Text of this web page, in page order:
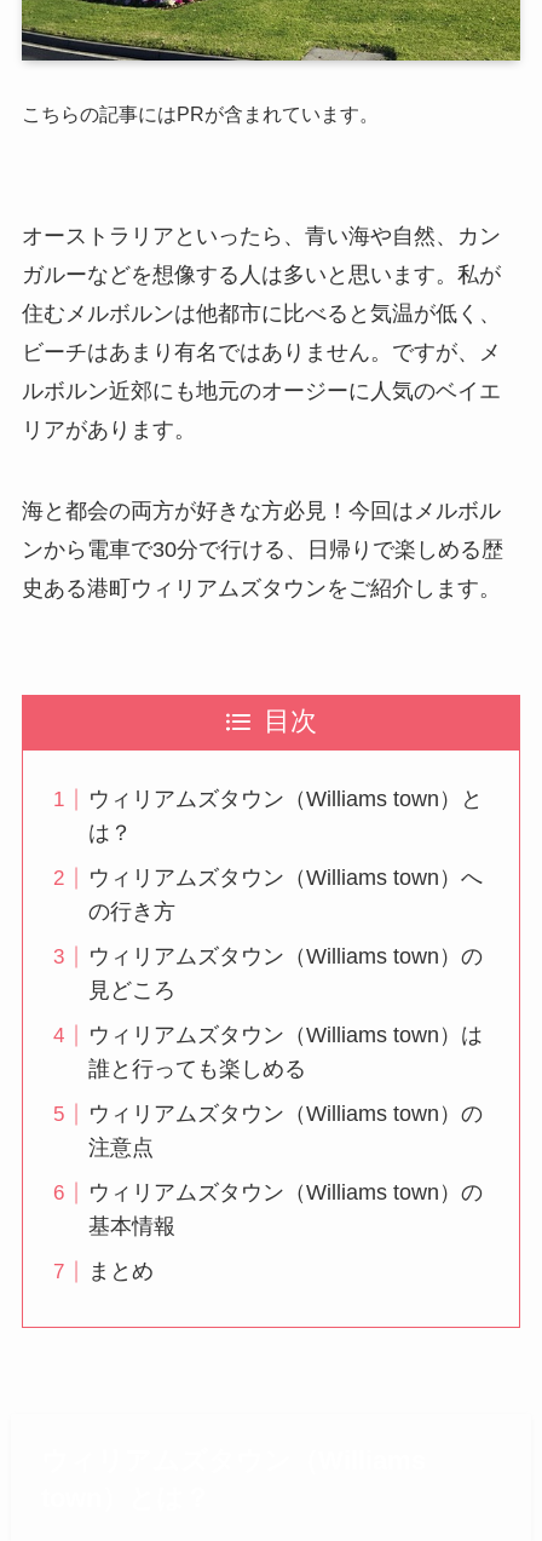
こちらの記事にはPRが含まれています。
オーストラリアといったら、青い海や自然、カン
ガルーなどを想像する人は多いと思います。私が
住むメルボルンは他都市に比べると気温が低く、
ビーチはあまり有名ではありません。ですが、メ
ルボルン近郊にも地元のオージーに人気のベイエ
リアがあります。
海と都会の両方が好きな方必見！今回はメルボル
ンから電車で30分で行ける、日帰りで楽しめる歴
史ある港町ウィリアムズタウンをご紹介します。
目次
ウィリアムズタウン（Williams town）と
は？
ウィリアムズタウン（Williams town）へ
の行き方
ウィリアムズタウン（Williams town）の
見どころ
ウィリアムズタウン（Williams town）は
誰と行っても楽しめる
ウィリアムズタウン（Williams town）の
注意点
ウィリアムズタウン（Williams town）の
基本情報
まとめ